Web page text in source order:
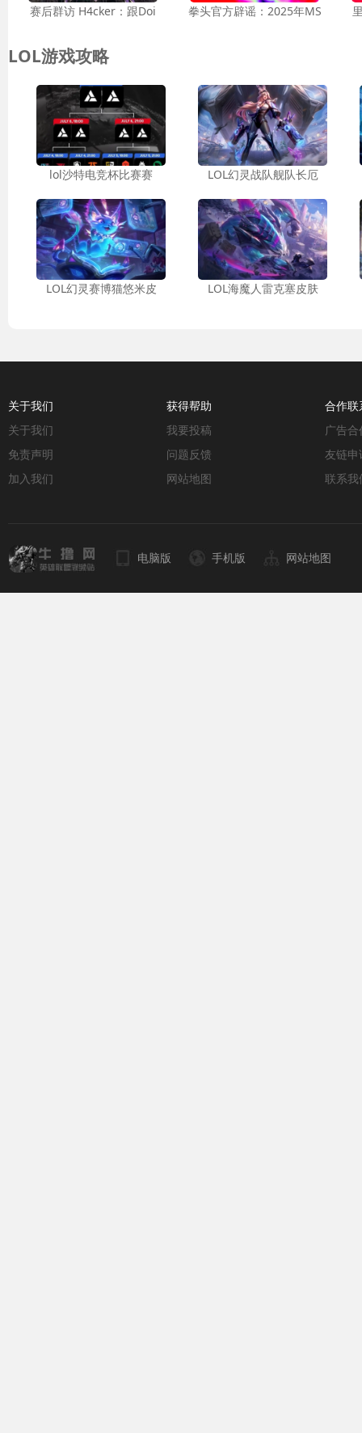
赛后群访 H4cker：跟Doi 拳头官方辟谣：2025年MS
LOL游戏攻略
lol沙特电竞杯比赛赛 LOL幻灵战队舰队长厄
LOL幻灵赛博猫悠米皮 LOL海魔人雷克塞皮肤
关于我们
关于我们
免责声明
加入我们
获得帮助
我要投稿
问题反馈
网站地图
合作联
广告合
友链申
联系我
电脑版 手机版 网站地图